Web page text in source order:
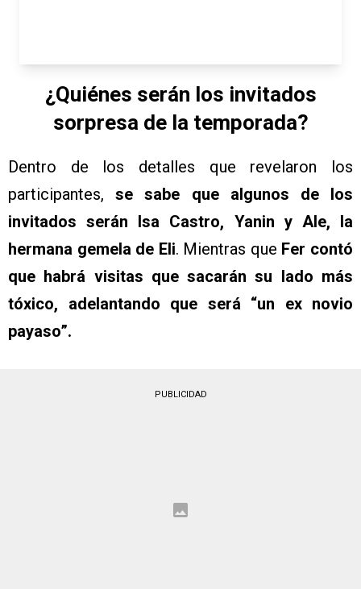
¿Quiénes serán los invitados
sorpresa de la temporada?
Dentro de los detalles que revelaron los
participantes,se sabe que algunos de los
invitados serán Isa Castro, Yanin y Ale, la
hermana gemela de Eli. Mientras que Fer contó
que habrá visitas que sacarán su lado más
tóxico, adelantando que será “un ex novio
payaso”.
PUBLICIDAD